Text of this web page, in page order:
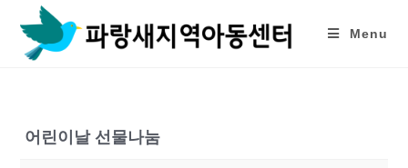
content
Menu
어린이날 선물나눔